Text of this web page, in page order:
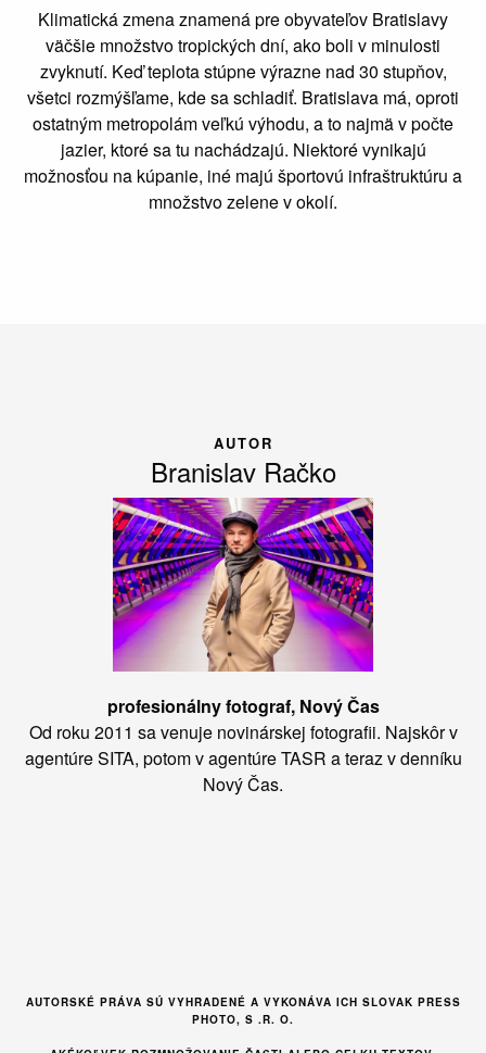
Klimatická zmena znamená pre obyvateľov Bratislavy
väčšie množstvo tropických dní, ako boli v minulosti
zvyknutí. Keď teplota stúpne výrazne nad 30 stupňov,
všetci rozmýšľame, kde sa schladiť. Bratislava má, oproti
ostatným metropolám veľkú výhodu, a to najmä v počte
jazier, ktoré sa tu nachádzajú. Niektoré vynikajú
možnosťou na kúpanie, iné majú športovú infraštruktúru a
množstvo zelene v okolí.
AUTOR
Branislav Račko
profesionálny fotograf, Nový Čas
Od roku 2011 sa venuje novinárskej fotografii. Najskôr v
agentúre SITA, potom v agentúre TASR a teraz v denníku
Nový Čas.
AUTORSKÉ PRÁVA SÚ VYHRADENÉ A VYKONÁVA ICH SLOVAK PRESS
PHOTO, S .R. O.